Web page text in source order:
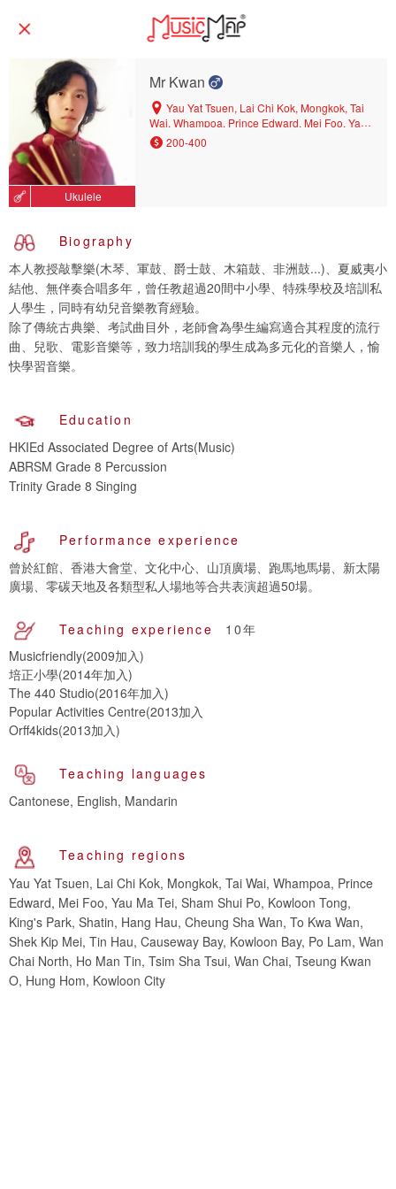
Ukulele
Mr Kwan
Yau Yat Tsuen, Lai Chi Kok, Mongkok, Tai
Wai, Whampoa, Prince Edward, Mei Foo, Yau
Ma Tei, Sham Shui Po, Kowloon Tong, King's
Park, Shatin, Hang Hau, Cheung Sha Wan, To
200-400
Biography
本人教授敲擊樂(木琴、軍鼓、爵士鼓、木箱鼓、非洲鼓...)、夏威夷小
結他、無伴奏合唱多年，曾任教超過20間中小學、特殊學校及培訓私
人學生，同時有幼兒音樂教育經驗。
除了傳統古典樂、考試曲目外，老師會為學生編寫適合其程度的流行
曲、兒歌、電影音樂等，致力培訓我的學生成為多元化的音樂人，愉
快學習音樂。
Education
HKIEd Associated Degree of Arts(Music)
ABRSM Grade 8 Percussion
Trinity Grade 8 Singing
Performance experience
曾於紅館、香港大會堂、文化中心、山頂廣場、跑馬地馬場、新太陽
廣場、零碳天地及各類型私人場地等合共表演超過50場。
Teaching experience
10年
Musicfriendly(2009加入)
培正小學(2014年加入)
The 440 Studio(2016年加入)
Popular Activities Centre(2013加入
Orff4kids(2013加入)
Teaching languages
Cantonese, English, Mandarin
Teaching regions
Yau Yat Tsuen, Lai Chi Kok, Mongkok, Tai Wai, Whampoa, Prince
Edward, Mei Foo, Yau Ma Tei, Sham Shui Po, Kowloon Tong,
King's Park, Shatin, Hang Hau, Cheung Sha Wan, To Kwa Wan,
Shek Kip Mei, Tin Hau, Causeway Bay, Kowloon Bay, Po Lam, Wan
Chai North, Ho Man Tin, Tsim Sha Tsui, Wan Chai, Tseung Kwan
O, Hung Hom, Kowloon City